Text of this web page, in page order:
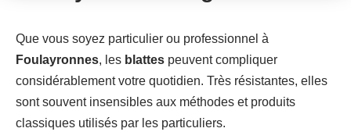
Que vous soyez particulier ou professionnel à
Foulayronnes, les blattes peuvent compliquer
considérablement votre quotidien. Très résistantes, elles
sont souvent insensibles aux méthodes et produits
classiques utilisés par les particuliers.